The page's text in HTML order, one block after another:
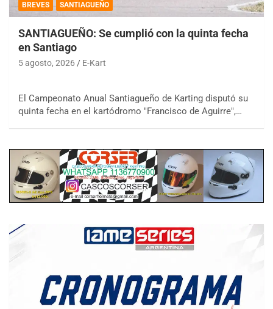
BREVES SANTIAGUEÑO
SANTIAGUEÑO: Se cumplió con la quinta fecha
en Santiago
5 agosto, 2026 E-Kart
El Campeonato Anual Santiagueño de Karting disputó su
quinta fecha en el kartódromo "Francisco de Aguirre",…